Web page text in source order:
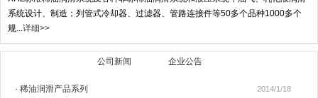
系统设计、制造；列管式冷却器、过滤器、管路连接件等50多个品种1000多个
规...详细>>
公司新闻 企业公告
· 稀油润滑产品系列 2014/1/18